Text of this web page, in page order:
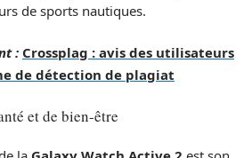
de sports nautiques.
: Crossplag : avis des utilisateurs
de détection de plagiat
et de bien-être